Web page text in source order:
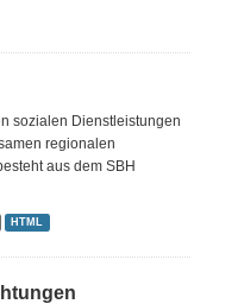
sozialen Dienstleistungen
regionalen
aus dem SBH
HTML